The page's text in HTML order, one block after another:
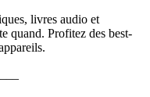
livres audio et
quand. Profitez des best-